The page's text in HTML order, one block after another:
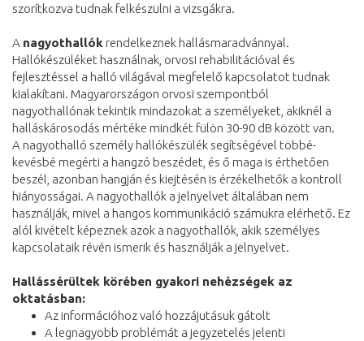
szorítkozva tudnak felkészülni a vizsgákra.
A nagyothallók rendelkeznek hallásmaradvánnyal.
Hallókészüléket használnak, orvosi rehabilitációval és
fejlesztéssel a halló világával megfelelő kapcsolatot tudnak
kialakítani. Magyarországon orvosi szempontból
nagyothallónak tekintik mindazokat a személyeket, akiknél a
halláskárosodás mértéke mindkét fülön 30-90 dB között van.
A nagyothalló személy hallókészülék segítségével többé-
kevésbé megérti a hangzó beszédet, és ő maga is érthetően
beszél, azonban hangján és kiejtésén is érzékelhetők a kontroll
hiányosságai. A nagyothallók a jelnyelvet általában nem
használják, mivel a hangos kommunikáció számukra elérhető. Ez
alól kivételt képeznek azok a nagyothallók, akik személyes
kapcsolataik révén ismerik és használják a jelnyelvet.
Hallássérültek körében gyakori nehézségek az
oktatásban:
Az információhoz való hozzájutásuk gátolt
A legnagyobb problémát a jegyzetelés jelenti